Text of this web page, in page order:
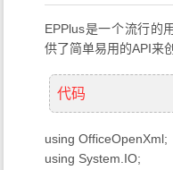
EPPlus是一个流行的
供了简单易用的API来
代码
using OfficeOpenXml;
using System.IO;